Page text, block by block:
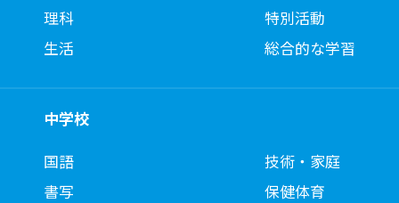
理科
生活
特別活動
総合的な学習
中学校
国語
書写
技術・家庭
保健体育